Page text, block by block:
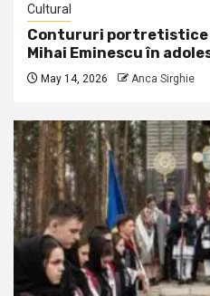
Cultural
Contururi portretistice
Mihai Eminescu în
May 14, 2026 Anca Sirghie